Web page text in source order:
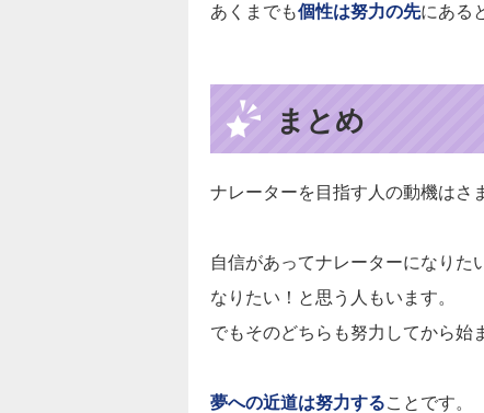
あくまでも個性は努力の先にある
まとめ
ナレーターを目指す人の動機はさ
自信があってナレーターになりた
なりたい！と思う人もいます。
でもそのどちらも努力してから始
夢への近道は努力することです。